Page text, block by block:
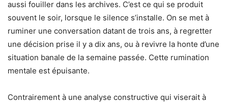
aussi fouiller dans les archives. C’est ce qui se produit
souvent le soir, lorsque le silence s’installe. On se met à
ruminer une conversation datant de trois ans, à regretter
une décision prise il y a dix ans, ou à revivre la honte d’une
situation banale de la semaine passée. Cette rumination
mentale est épuisante.
Contrairement à une analyse constructive qui viserait à